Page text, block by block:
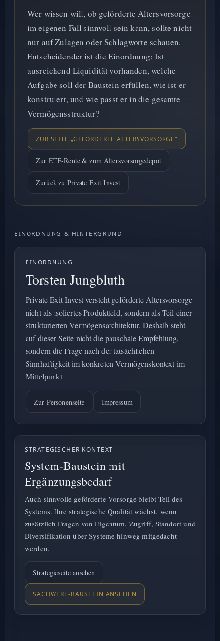
Wer wissen will, ob geförderte Altersvorsorge
im eigenen Fall sinnvoll sein kann, sollte nicht
nur auf Zulagen oder Schlagworte schauen.
Entscheidender ist die Einordnung: Ist
ausreichend Liquidität vorhanden, welche
Aufgabe soll der Baustein erfüllen, wie ist er
konstruiert, und wie passt er in die gesamte
Vermögensstruktur?
ZUR SEITE „GEFÖRDERTE ALTERSVORSORGE“
Zur ETF-Rente & zum Altersvorsorgedepot
Zurück zu Private Exit Invest
EINORDNUNG & HINTERGRUND
EINORDNUNG
Torsten Jungbluth
Private Exit Invest versteht geförderte Altersvorsorge
nicht als isoliertes Produktfeld, sondern als Teil einer
strukturierten Vermögensarchitektur. Deshalb steht
auf dieser Seite nicht die pauschale Empfehlung,
sondern die Frage nach der tatsächlichen
Sinnhaftigkeit im konkreten Vermögenskontext im
Mittelpunkt.
Zur Personenseite Impressum
STRATEGISCHER KONTEXT
System-Baustein mit
Ergänzungsbedarf
Auch sinnvolle geförderte Vorsorge bleibt Teil des
Systems. Ihre strategische Qualität wächst, wenn
zusätzlich Fragen von Eigentum, Zugriff, Standort und
Diversifikation über Systeme hinweg mitgedacht
werden.
Strategieseite ansehen
SACHWERT-BAUSTEIN ANSEHEN